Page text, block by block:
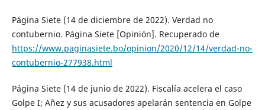
Página Siete (14 de diciembre de 2022). Verdad no
contubernio. Página Siete [Opinión]. Recuperado de
https://www.paginasiete.bo/opinion/2020/12/14/verdad-no-
contubernio-277938.html
Página Siete (14 de junio de 2022). Fiscalía acelera el caso
Golpe I; Añez y sus acusadores apelarán sentencia en Golpe